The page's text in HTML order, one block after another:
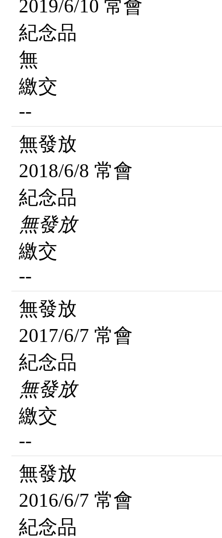
2019/6/10 常會
紀念品
無
繳交
--
無發放
2018/6/8 常會
紀念品
無發放
繳交
--
無發放
2017/6/7 常會
紀念品
無發放
繳交
--
無發放
2016/6/7 常會
紀念品